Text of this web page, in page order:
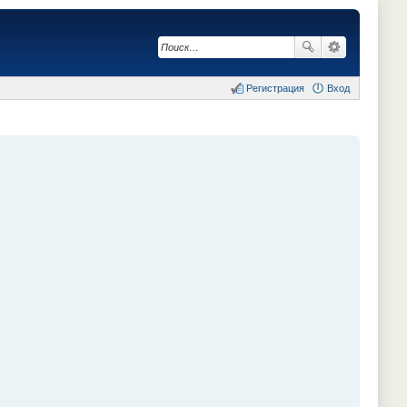
Вход
Регистрация